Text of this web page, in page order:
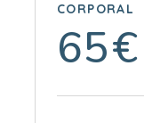
CORPORAL
65€